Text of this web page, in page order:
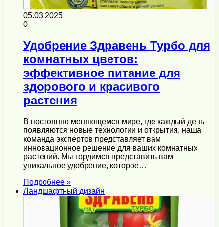
05.03.2025
0
Удобрение Здравень Турбо для
комнатных цветов:
эффективное питание для
здорового и красивого
растения
В постоянно меняющемся мире, где каждый день
появляются новые технологии и открытия, наша
команда экспертов представляет вам
инновационное решение для ваших комнатных
растений. Мы гордимся представить вам
уникальное удобрение, которое…
Подробнее »
Ландшафтный дизайн